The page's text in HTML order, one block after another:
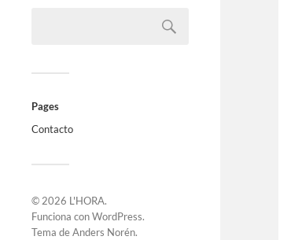
Pages
Contacto
© 2026 L'HORA.
Funciona conWordPress.
Tema deAnders Norén.